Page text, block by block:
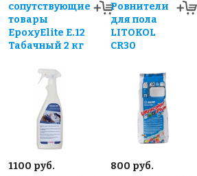
сопутствующие
товары
EpoxyElite E.12
Табачный 2 кг
Ровнители
для пола
LITOKOL
CR30
1100 руб.
800 руб.